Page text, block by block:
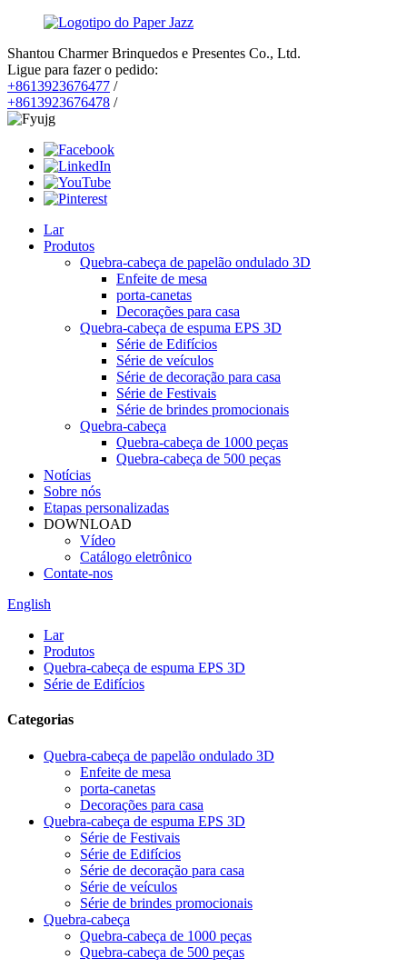
Shantou Charmer Brinquedos e Presentes Co., Ltd.
Ligue para fazer o pedido:
+8613923676477 /
+8613923676478 /
Lar
Produtos
Quebra-cabeça de papelão ondulado 3D
Enfeite de mesa
porta-canetas
Decorações para casa
Quebra-cabeça de espuma EPS 3D
Série de Edifícios
Série de veículos
Série de decoração para casa
Série de Festivais
Série de brindes promocionais
Quebra-cabeça
Quebra-cabeça de 1000 peças
Quebra-cabeça de 500 peças
Notícias
Sobre nós
Etapas personalizadas
DOWNLOAD
Vídeo
Catálogo eletrônico
Contate-nos
English
Lar
Produtos
Quebra-cabeça de espuma EPS 3D
Série de Edifícios
Categorias
Quebra-cabeça de papelão ondulado 3D
Enfeite de mesa
porta-canetas
Decorações para casa
Quebra-cabeça de espuma EPS 3D
Série de Festivais
Série de Edifícios
Série de decoração para casa
Série de veículos
Série de brindes promocionais
Quebra-cabeça
Quebra-cabeça de 1000 peças
Quebra-cabeça de 500 peças